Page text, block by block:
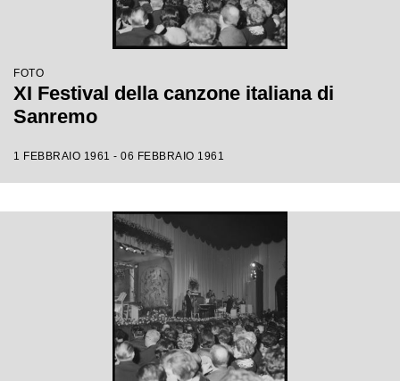
FOTO
XI Festival della canzone italiana di
Sanremo
1 FEBBRAIO 1961 - 06 FEBBRAIO 1961